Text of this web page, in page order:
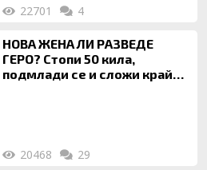
22701 4
НОВА ЖЕНА ЛИ РАЗВЕДЕ
ГЕРО? Стопи 50 кила,
подмлади се и сложи край
20468 29